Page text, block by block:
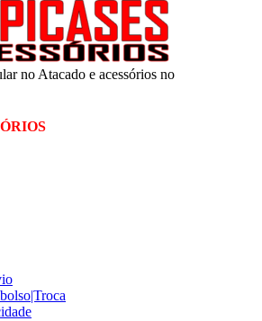
no Atacado e acessórios no